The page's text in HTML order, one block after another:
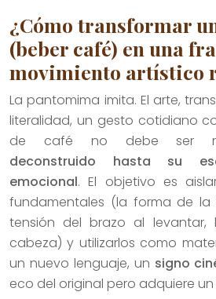
¿Cómo transformar
(beber café) en una
movimiento artístico
La pantomima imita. El arte,
literalidad, un gesto cotidiano
de café no debe ser
deconstruido hasta su
emocional. El objetivo es
fundamentales (la forma de
tensión del brazo al levantar,
cabeza) y utilizarlos como
un nuevo lenguaje, un signo
eco del original pero adquiere